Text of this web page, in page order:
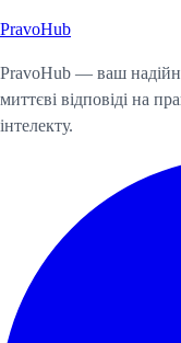
Почати консультацію
PravoHub
PravoHub — ваш
миттєві відповіді на
інтелекту.